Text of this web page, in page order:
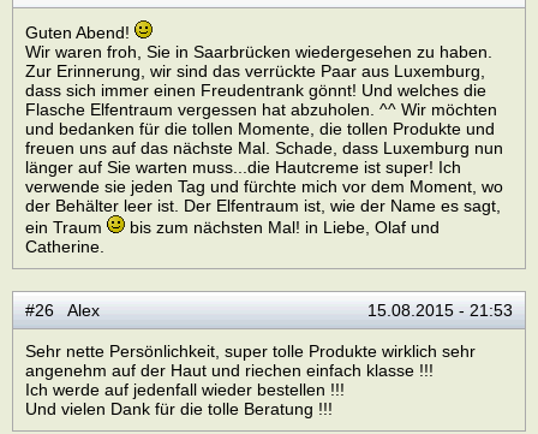
Guten Abend!
Wir waren froh, Sie in Saarbrücken wiedergesehen zu haben.
Zur Erinnerung, wir sind das verrückte Paar aus Luxemburg,
dass sich immer einen Freudentrank gönnt! Und welches die
Flasche Elfentraum vergessen hat abzuholen. ^^ Wir möchten
und bedanken für die tollen Momente, die tollen Produkte und
freuen uns auf das nächste Mal. Schade, dass Luxemburg nun
länger auf Sie warten muss...die Hautcreme ist super! Ich
verwende sie jeden Tag und fürchte mich vor dem Moment, wo
der Behälter leer ist. Der Elfentraum ist, wie der Name es sagt,
ein Traum
bis zum nächsten Mal! in Liebe, Olaf und
Catherine.
#26 Alex 15.08.2015 - 21:53
Sehr nette Persönlichkeit, super tolle Produkte wirklich sehr
angenehm auf der Haut und riechen einfach klasse !!!
Ich werde auf jedenfall wieder bestellen !!!
Und vielen Dank für die tolle Beratung !!!